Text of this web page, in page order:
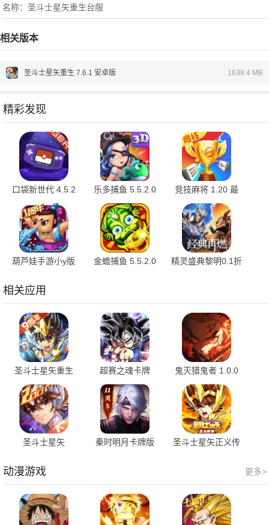
名称：圣斗士星矢重生台服
相关版本
圣斗士星矢重生 7.6.1 安卓版 1638.4 MB
精彩发现
口袋新世代 4.5.2
最新版
乐多捕鱼 5.5.2.0
安卓版
竞技麻将 1.20 最
新版
葫芦娃手游小y版
金蟾捕鱼 5.5.2.0
精灵盛典黎明0.1折
相关应用
圣斗士星矢重生
7.6.1 安卓版
超赛之魂卡牌
1.12.20 最新版
鬼灭猎鬼者 1.0.0
官方版
圣斗士星矢
秦时明月卡牌版
圣斗士星矢正义传
更多>
动漫游戏